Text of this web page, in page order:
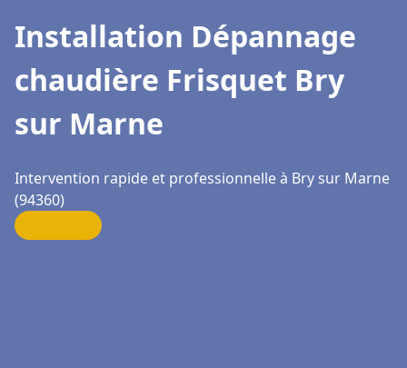
Installation Dépannage
chaudière Frisquet Bry
sur Marne
Intervention rapide et professionnelle à Bry sur Marne
(94360)